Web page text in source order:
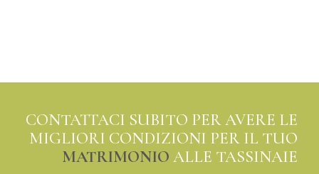
CONTATTACI SUBITO PER AVERE LE
MIGLIORI CONDIZIONI PER IL TUO
MATRIMONIO ALLE TASSINAIE